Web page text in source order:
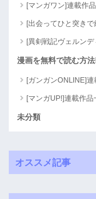
[マンガワン]連載作
[出会ってひと突き
[異剣戦記ヴェルンデ
漫画を無料で読む方
[ガンガンONLINE]
[マンガUP!]連載作品
未分類
オススメ記事